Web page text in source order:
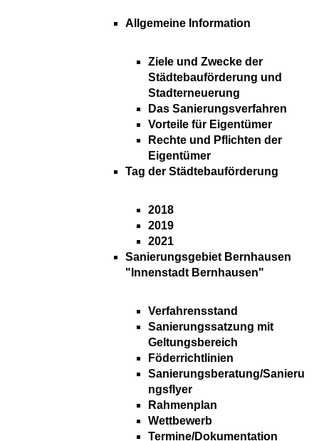
Allgemeine Information
Ziele und Zwecke der
Städtebauförderung und
Stadterneuerung
Das Sanierungsverfahren
Vorteile für Eigentümer
Rechte und Pflichten der
Eigentümer
Tag der Städtebauförderung
2018
2019
2021
Sanierungsgebiet Bernhausen
"Innenstadt Bernhausen"
Verfahrensstand
Sanierungssatzung mit
Geltungsbereich
Föderrichtlinien
Sanierungsberatung/Sanieru
ngsflyer
Rahmenplan
Wettbewerb
Termine/Dokumentation